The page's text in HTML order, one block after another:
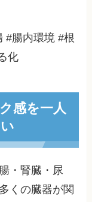
#腸内環境 #根
化
感を一人
・腎臓・尿
くの臓器が関